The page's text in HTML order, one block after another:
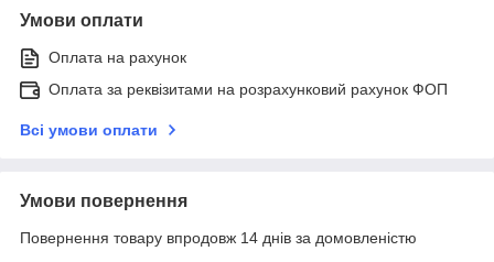
Умови оплати
Оплата на рахунок
Оплата за реквізитами на розрахунковий рахунок ФОП
Всі умови оплати
Умови повернення
Повернення товару впродовж 14 днів за домовленістю